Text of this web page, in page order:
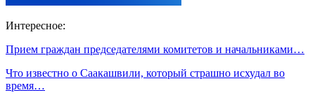
Интересное:
Прием граждан председателями комитетов и начальниками…
Что известно о Саакашвили, который страшно исхудал во
время…